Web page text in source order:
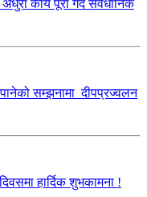
कार्य पूरा गर्दै संवैधानिक
सम्झनामा दीपप्रज्वलन
हार्दिक शुभकामना !